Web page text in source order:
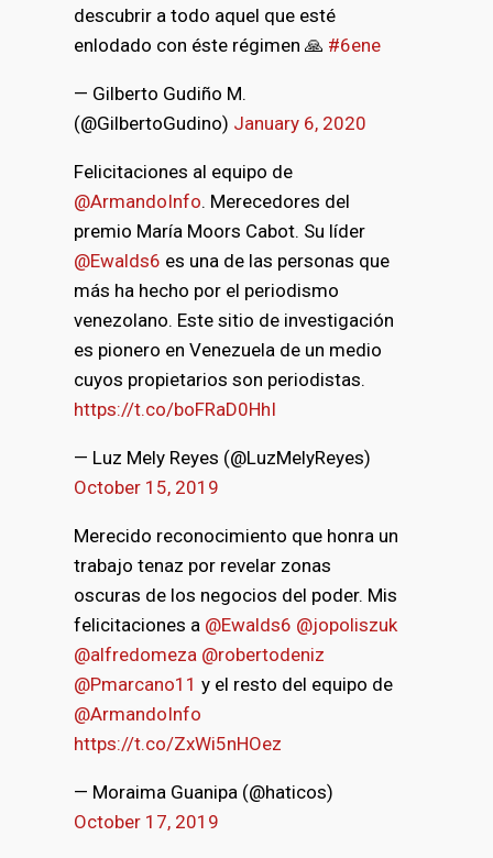
descubrir a todo aquel que esté
enlodado con éste régimen 🙏 #6ene
— Gilberto Gudiño M.
(@GilbertoGudino) January 6, 2020
Felicitaciones al equipo de
@ArmandoInfo. Merecedores del
premio María Moors Cabot. Su líder
@Ewalds6 es una de las personas que
más ha hecho por el periodismo
venezolano. Este sitio de investigación
es pionero en Venezuela de un medio
cuyos propietarios son periodistas.
https://t.co/boFRaD0HhI
— Luz Mely Reyes (@LuzMelyReyes)
October 15, 2019
Merecido reconocimiento que honra un
trabajo tenaz por revelar zonas
oscuras de los negocios del poder. Mis
felicitaciones a @Ewalds6 @jopoliszuk
@alfredomeza @robertodeniz
@Pmarcano11 y el resto del equipo de
@ArmandoInfo
https://t.co/ZxWi5nHOez
— Moraima Guanipa (@haticos)
October 17, 2019